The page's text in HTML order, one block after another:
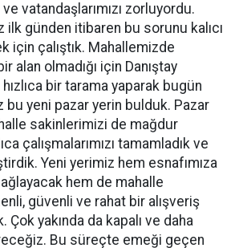
ve vatandaşlarımızı zorluyordu.
günden itibaren bu sorunu kalıcı
için çalıştık. Mahallemizde
alan olmadığı için Danıştay
hızlıca bir tarama yaparak bugün
bu yeni pazar yerin bulduk. Pazar
sakinlerimizi de mağdur
çalışmalarımızı tamamladık ve
Yeni yerimiz hem esnafımıza
hem de mahalle
güvenli ve rahat bir alışveriş
yakında da kapalı ve daha
Bu süreçte emeği geçen